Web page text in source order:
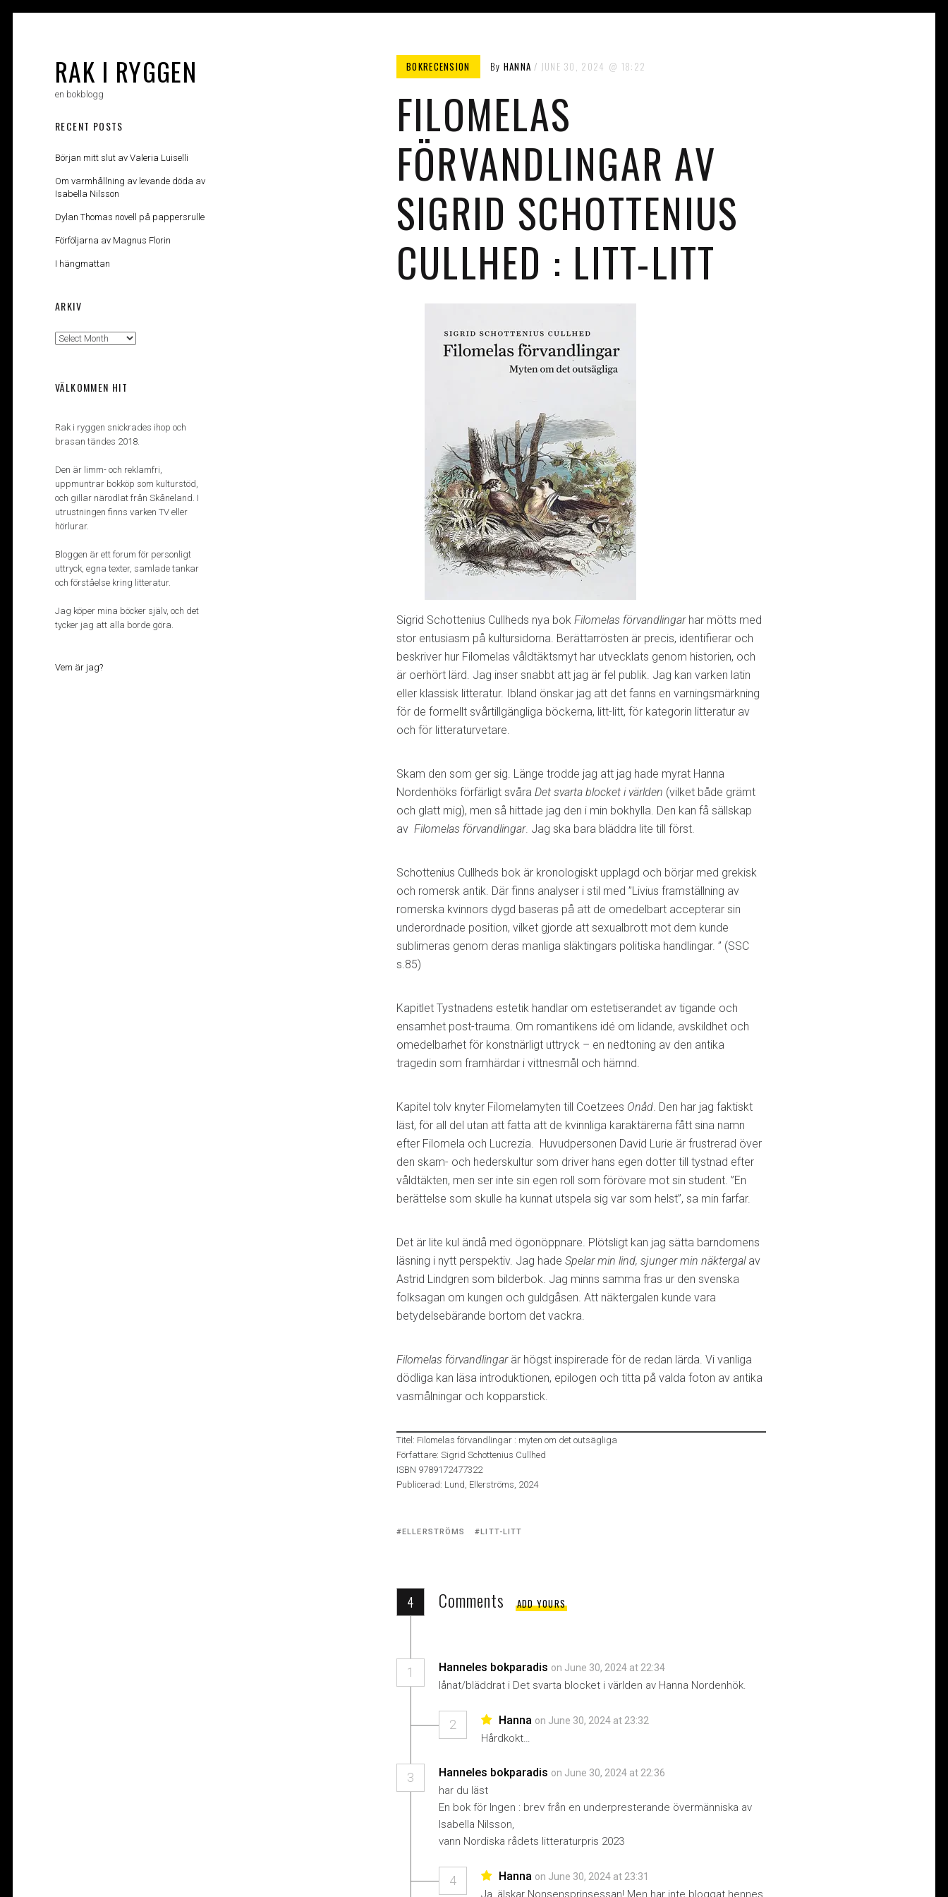
RAK I RYGGEN
en bokblogg
BOKRECENSION By HANNA JUNE 30, 2024 18:22
FILOMELAS
FÖRVANDLINGAR AV
SIGRID SCHOTTENIUS
CULLHED : LITT-LITT
Sigrid Schottenius Cullheds nya bok Filomelas förvandlingarhar mötts med
stor entusiasm på kultursidorna. Berättarrösten är precis, identifierar och
beskriver hur Filomelas våldtäktsmyt har utvecklats genom historien, och
är oerhört lärd. Jag inser snabbt att jag är fel publik. Jag kan varken latin
eller klassisk litteratur. Ibland önskar jag att det fanns en varningsmärkning
för de formellt svårtillgängliga böckerna, litt-litt, för kategorin litteratur av
och för litteraturvetare.
Skam den som ger sig. Länge trodde jag att jag hade myrat Hanna
Nordenhöks förfärligt svåra Det svarta blocket i världen (vilket både grämt
och glatt mig), men så hittade jag den i min bokhylla. Den kan få sällskap
av Filomelas förvandlingar. Jag ska bara bläddra lite till först.
Schottenius Cullheds bok är kronologiskt upplagd och börjar med grekisk
och romersk antik. Där finns analyser i stil med ”Livius framställning av
romerska kvinnors dygd baseras på att de omedelbart accepterar sin
underordnade position, vilket gjorde att sexualbrott mot dem kunde
sublimeras genom deras manliga släktingars politiska handlingar. ” (SSC
s.85)
Kapitlet Tystnadens estetik handlar om estetiserandet av tigande och
ensamhet post-trauma. Om romantikens idé om lidande, avskildhet och
omedelbarhet för konstnärligt uttryck – en nedtoning av den antika
tragedin som framhärdar i vittnesmål och hämnd.
Kapitel tolv knyter Filomelamyten till Coetzees Onåd. Den har jag faktiskt
läst, för all del utan att fatta att de kvinnliga karaktärerna fått sina namn
efter Filomela och Lucrezia. Huvudpersonen David Lurie är frustrerad över
den skam- och hederskultur som driver hans egen dotter till tystnad efter
våldtäkten, men ser inte sin egen roll som förövare mot sin student. ”En
berättelse som skulle ha kunnat utspela sig var som helst”, sa min farfar.
Det är lite kul ändå med ögonöppnare. Plötsligt kan jag sätta barndomens
läsning i nytt perspektiv. Jag hade Spelar min lind, sjunger min näktergalav
Astrid Lindgren som bilderbok. Jag minns samma fras ur den svenska
folksagan om kungen och guldgåsen. Att näktergalen kunde vara
betydelsebärande bortom det vackra.
Filomelas förvandlingarär högst inspirerade för de redan lärda. Vi vanliga
dödliga kan läsa introduktionen, epilogen och titta på valda foton av antika
vasmålningar och kopparstick.
Titel: Filomelas förvandlingar : myten om det outsägliga
Författare: Sigrid Schottenius Cullhed
ISBN 9789172477322
Publicerad: Lund, Ellerströms, 2024
Tagged
ELLERSTRÖMS LITT-LITT
4 Comments ADD YOURS
1 Hanneles bokparadis on June 30, 2024 at 22:34
lånat/bläddrat i Det svarta blocket i världen av Hanna Nordenhök.
2 Hanna on June 30, 2024 at 23:32
Hårdkokt…
3 Hanneles bokparadis on June 30, 2024 at 22:36
har du läst
En bok för Ingen : brev från en underpresterande övermänniska av
Isabella Nilsson,
vann Nordiska rådets litteraturpris 2023
4 Hanna on June 30, 2024 at 23:31
Ja, älskar Nonsensprinsessan! Men har inte bloggat hennes
RECENT POSTS
Början mitt slut av Valeria Luiselli
Om varmhållning av levande döda av
Isabella Nilsson
Dylan Thomas novell på pappersrulle
Förföljarna av Magnus Florin
I hängmattan
ARKIV
Arkiv
VÄLKOMMEN HIT
Rak i ryggen snickrades ihop och
brasan tändes 2018.
Den är limm- och reklamfri,
uppmuntrar bokköp som kulturstöd,
och gillar närodlat från Skåneland. I
utrustningen finns varken TV eller
hörlurar.
Bloggen är ett forum för personligt
uttryck, egna texter, samlade tankar
och förståelse kring litteratur.
Jag köper mina böcker själv, och det
tycker jag att alla borde göra.
Vem är jag?